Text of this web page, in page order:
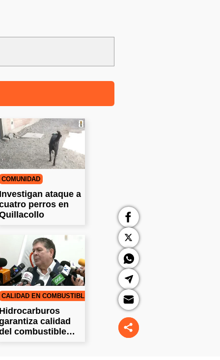
COMUNIDAD
Investigan ataque a
perros en
CALIDAD EN COMBUSTIBLE
Hidrocarburos
calidad
combustible